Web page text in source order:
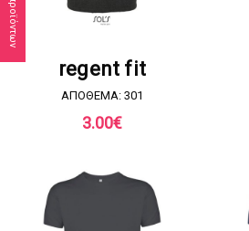
regent fit
ΑΠΟΘΕΜΑ: 301
3.00€